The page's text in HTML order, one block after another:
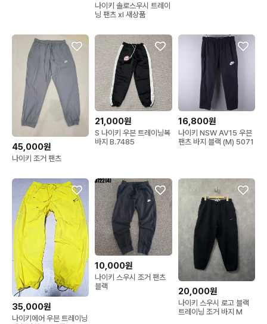
나이키 솔로스우시 트레이
닝 팬츠 xl 새상품
45,000원
나이키 조거 팬츠
21,000원
S 나이키 우븐 트레이닝복
바지 B.7485
16,800원
나이키 NSW AV15 우븐
팬츠 바지 블랙 (M) 5071
35,000원
나이키에어 우븐 트레이닝
10,000원
나이키 스우시 조거 팬츠
블랙
20,000원
나이키 스우시 로고 블랙
트레이닝 조거 바지 M